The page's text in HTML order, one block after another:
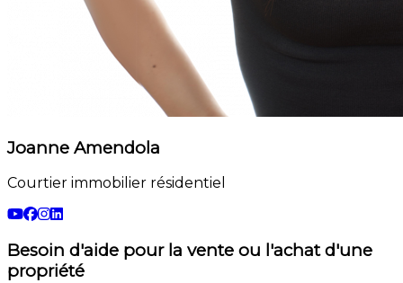
Joanne Amendola
Courtier immobilier résidentiel
Besoin d'aide pour la vente ou l'achat d'une
propriété